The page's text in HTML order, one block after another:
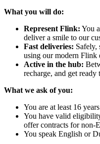
What you will do:
Represent Flink: You
deliver a smile to our
Fast deliveries: Safely,
using our modern Flink
Active in the hub:
recharge, and get
What we ask of you:
You are at least 16
You have valid
offer contracts for non-
You speak English or